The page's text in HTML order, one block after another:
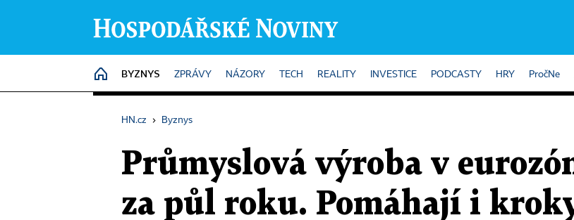
HOME
BYZNYS ZPRÁVY NÁZORY TECH REALITY INVESTICE PODCASTY HRY PročNe
HN.cz › Byznys
Průmyslová výroba v
za půl roku. Pomáhají i